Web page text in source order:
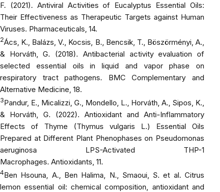
F. (2021). Antiviral Activities of Eucalyptus Essential Oils:
Their Effectiveness as Therapeutic Targets against Human
Viruses. Pharmaceuticals, 14.
2Ács, K., Balázs, V., Kocsis, B., Bencsik, T., Böszörményi, A.,
& Horváth, G. (2018). Antibacterial activity evaluation of
selected essential oils in liquid and vapor phase on
respiratory tract pathogens. BMC Complementary and
Alternative Medicine, 18.
3Pandur, E., Micalizzi, G., Mondello, L., Horváth, A., Sipos, K.,
& Horváth, G. (2022). Antioxidant and Anti-Inflammatory
Effects of Thyme (Thymus vulgaris L.) Essential Oils
Prepared at Different Plant Phenophases on Pseudomonas
aeruginosa LPS-Activated THP-1
Macrophages. Antioxidants, 11.
4Ben Hsouna, A., Ben Halima, N., Smaoui, S.et al. Citrus
lemon essential oil: chemical composition, antioxidant and